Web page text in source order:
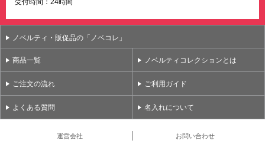
受付時間：24時間
ノベルティ・販促品の「ノベコレ」
商品一覧 ノベルティコレクションとは
ご注文の流れ ご利用ガイド
よくある質問 名入れについて
運営会社 お問い合わせ